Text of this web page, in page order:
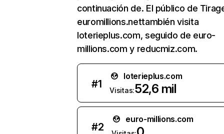
continuación de. El público de
euromillions.nettambién visita
loterieplus.com, seguido de euro-
millions.com y reducmiz.com.
#1
loterieplus.com
Visitas:52,6 mil
#2
euro-millions.com